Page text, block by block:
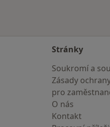
Stránky
Soukromí a
Zásady
pro
O nás
Kontakt